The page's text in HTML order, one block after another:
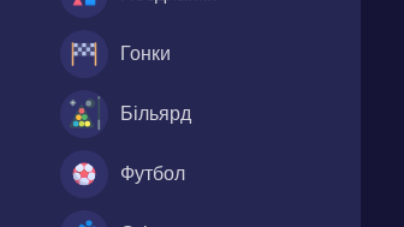
Гонки
Більярд
Футбол